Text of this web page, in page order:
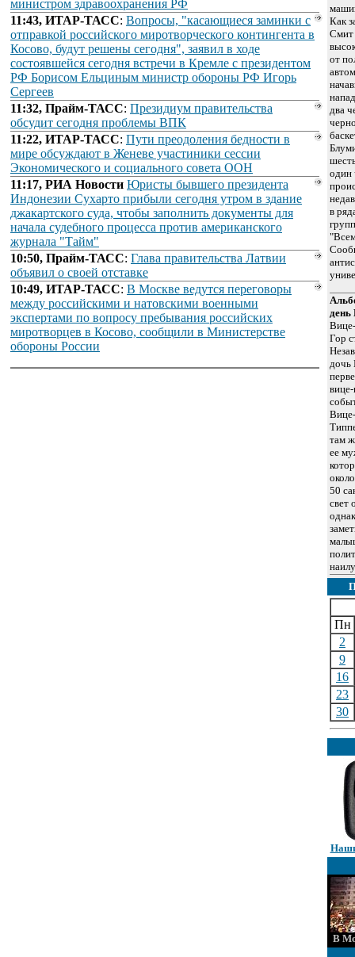
министром здравоохранения РФ
11:43, ИТАР-ТАСС: Вопросы, "касающиеся заминки с
отправкой российского миротворческого контингента в
Косово, будут решены сегодня", заявил в ходе
состоявшейся сегодня встречи в Кремле с президентом
РФ Борисом Ельциным министр обороны РФ Игорь
Сергеев
11:32, Прайм-ТАСС: Президиум правительства
обсудит сегодня проблемы ВПК
11:22, ИТАР-ТАСС: Пути преодоления бедности в
мире обсуждают в Женеве участиники сессии
Экономического и социального совета ООН
11:17, РИА Новости Юристы бывшего президента
Индонезии Сухарто прибыли сегодня утром в здание
джакартского суда, чтобы заполнить документы для
начала судебного процесса против американского
журнала "Тайм"
10:50, Прайм-ТАСС: Глава правительства Латвии
объявил о своей отставке
10:49, ИТАР-ТАСС: В Москве ведутся переговоры
между российскими и натовскими военными
экспертами по вопросу пребывания российских
миротворцев в Косово, сообщили в Министерстве
обороны России
Как
Смит
от
два
один
в
день
Гор
дочь
там
ее
50
свет
Пн
2
9
16
23
30
В